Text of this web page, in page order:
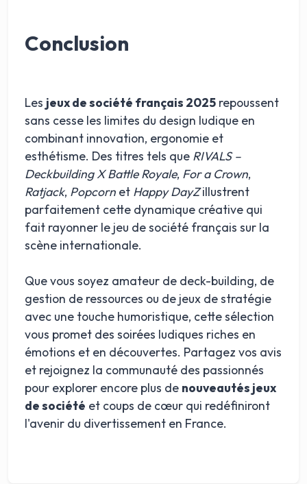
Conclusion
Les jeux de société français 2025 repoussent
sans cesse les limites du design ludique en
combinant innovation, ergonomie et
esthétisme. Des titres tels que RIVALS –
Deckbuilding X Battle Royale, For a Crown,
Ratjack, Popcorn et Happy DayZillustrent
parfaitement cette dynamique créative qui
fait rayonner le jeu de société français sur la
scène internationale.
Que vous soyez amateur de deck-building, de
gestion de ressources ou de jeux de stratégie
avec une touche humoristique, cette sélection
vous promet des soirées ludiques riches en
émotions et en découvertes. Partagez vos avis
et rejoignez la communauté des passionnés
pour explorer encore plus de nouveautés jeux
de société et coups de cœur qui redéfiniront
l'avenir du divertissement en France.